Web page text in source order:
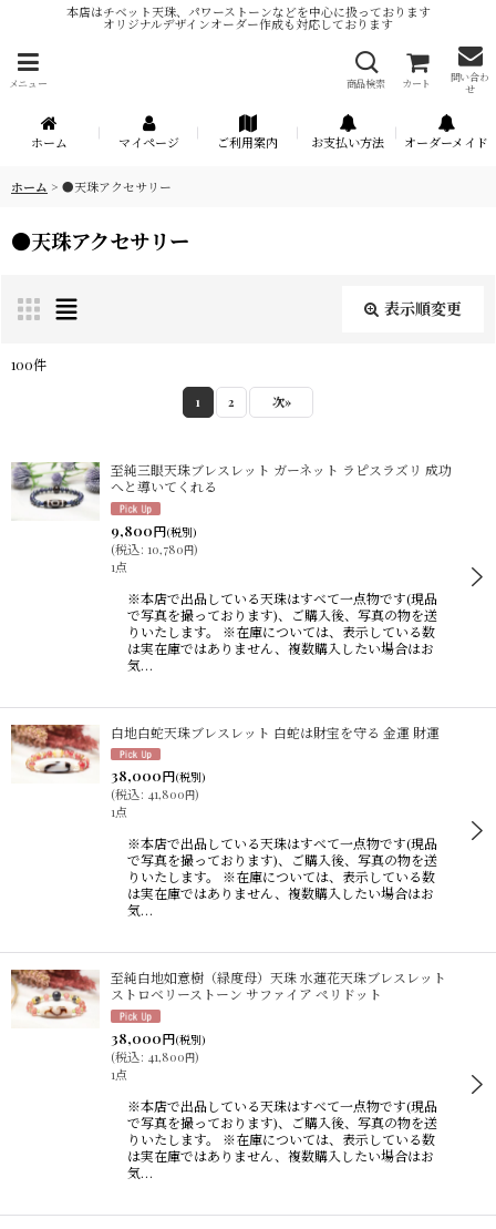
本店はチベット天珠、パワーストーンなどを中心に扱っております
オリジナルデザインオーダー作成も対応しております
メニュー 商品検索 カート
問い合わ
せ
ホーム マイページ ご利用案内 お支払い方法 オーダーメイド
ホーム > ●天珠アクセサリー
●天珠アクセサリー
表示順変更
表示数:
在庫あり
絞り込む
100件
1 2 次»
至純三眼天珠ブレスレット ガーネット ラピスラズリ 成功
へと導いてくれる
9,800円(税別)
(税込: 10,780円)
1点
※本店で出品している天珠はすべて一点物です(現品
で写真を撮っております)、ご購入後、写真の物を送
りいたします。 ※在庫については、表示している数
は実在庫ではありません、複数購入したい場合はお
気…
白地白蛇天珠ブレスレット 白蛇は財宝を守る 金運 財運
38,000円(税別)
(税込: 41,800円)
1点
※本店で出品している天珠はすべて一点物です(現品
で写真を撮っております)、ご購入後、写真の物を送
りいたします。 ※在庫については、表示している数
は実在庫ではありません、複数購入したい場合はお
気…
至純白地如意樹（緑度母）天珠 水蓮花天珠ブレスレット
ストロベリーストーン サファイア ペリドット
38,000円(税別)
(税込: 41,800円)
1点
※本店で出品している天珠はすべて一点物です(現品
で写真を撮っております)、ご購入後、写真の物を送
りいたします。 ※在庫については、表示している数
は実在庫ではありません、複数購入したい場合はお
気…